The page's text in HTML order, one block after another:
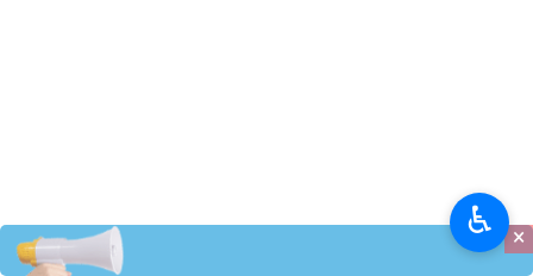
×
♿︎